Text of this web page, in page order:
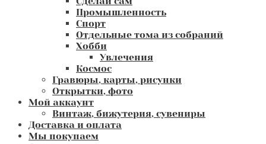
Промышленность
Спорт
Отдельные тома из собраний
Хобби
Увлечения
Космос
Гравюры, карты, рисунки
Открытки, фото
Мой аккаунт
Винтаж, бижутерия, сувениры
Доставка и оплата
Мы покупаем